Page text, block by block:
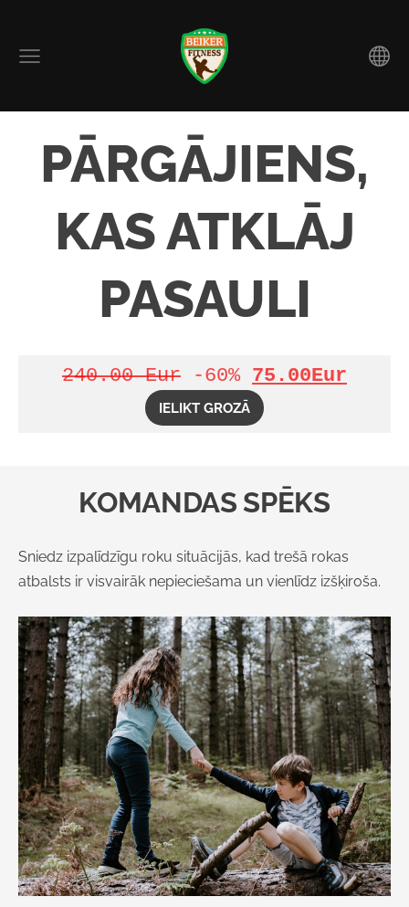
PĀRGĀJIENS,
KAS ATKLĀJ
PASAULI
240.00 Eur -60% 75.00Eur
IELIKT GROZĀ
KOMANDAS SPĒKS
Sniedz izpalīdzīgu roku situācijās, kad trešā rokas
atbalsts ir visvairāk nepieciešama un vienlīdz izšķiroša.